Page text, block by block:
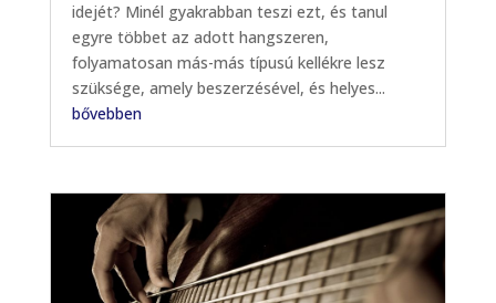
idejét? Minél gyakrabban teszi ezt, és tanul
egyre többet az adott hangszeren,
folyamatosan más-más típusú kellékre lesz
szüksége, amely beszerzésével, és helyes...
bővebben